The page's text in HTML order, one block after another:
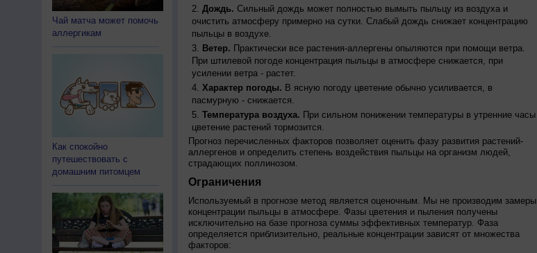
Чай матча может помочь
аллергикам
Как спокойно
путешествовать с
домашним питомцем
Дождь. Сильный дождь может полностью вымыть пыльцу из воздуха и
очистить атмосферу примерно на сутки. Слабый дождь снижает концентрацию
пыльцы в воздухе.
Ветер. Практически все растения-аллергены опыляются при помощи ветра.
При штилевой погоде концентрация пыльцы в атмосфере снижается, при
усилении ветра - растет.
Характер погоды. В ясную погоду цветение обычно усиливается, в
пасмурную - снижается.
Температура воздуха. При сильном понижении температуры в утренние часы
цветение растений тормозится.
Прогноз перечисленных факторов позволяет оценить фазу развития растений-
аллергенов и определить степень воздействия пыльцы на организм людей,
страдающих поллинозом.
Ограничения
Используемый в прогнозе метод является оценочным. Мы не производим замеры
концентрации пыльцы в атмосфере. Фазы цветения и пыления получены
исключительно на базе прогноза суммы эффективных температур. Фаза
определяется приблизительно, реальные концентрации зависят от множества
факторов: